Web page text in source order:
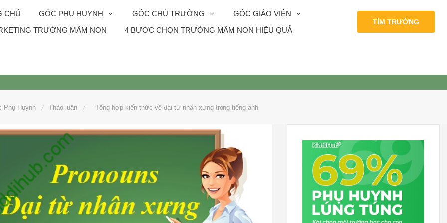
CHỦ GÓC PHỤ HUYNH GÓC CHỦ TRƯỜNG
GÓC GIÁO VIÊN
TRƯỜNG MẦM NON
4 BƯỚC CHỌN TRƯỜNG MẦM NON HIỆU QUẢ
TÌM TRƯỜNG
Phụ Huynh Thảo luận Tổng hợp kiến thức về đại từ nhân xưng trong tiếng anh